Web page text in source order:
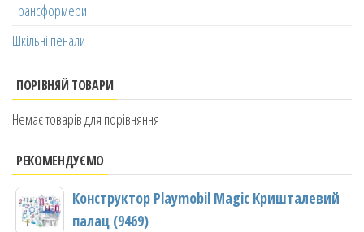
Трансформери
Шкільні пенали
ПОРІВНЯЙ ТОВАРИ
Немає товарів для порівняння
РЕКОМЕНДУЄМО
Конструктор Playmobil Magic Кришталевий
палац (9469)